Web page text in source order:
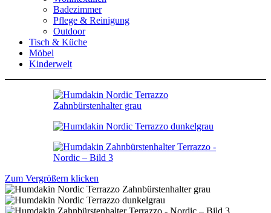
Badezimmer
Pflege & Reinigung
Outdoor
Tisch & Küche
Möbel
Kinderwelt
Zum Vergrößern klicken